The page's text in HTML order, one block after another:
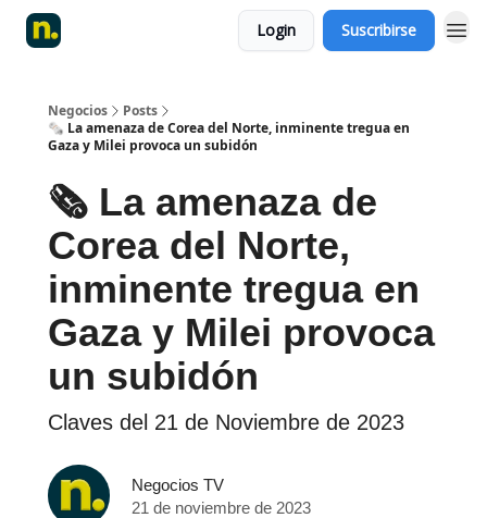
Login Suscribirse
Negocios
Posts
🗞️ La amenaza de Corea del Norte, inminente tregua en
Gaza y Milei provoca un subidón
🗞️ La amenaza de
Corea del Norte,
inminente tregua en
Gaza y Milei provoca
un subidón
Claves del 21 de Noviembre de 2023
Negocios TV
21 de noviembre de 2023